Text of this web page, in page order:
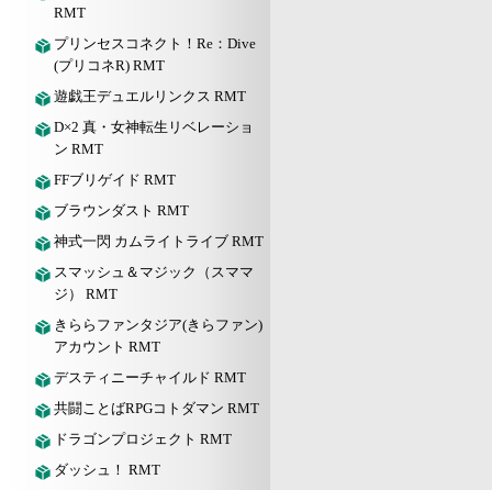
RMT
プリンセスコネクト！Re：Dive
(プリコネR) RMT
遊戯王デュエルリンクス RMT
D×2 真・女神転生リベレーショ
ン RMT
FFブリゲイド RMT
ブラウンダスト RMT
神式一閃 カムライトライブ RMT
スマッシュ＆マジック（スママ
ジ） RMT
きららファンタジア(きらファン)
アカウント RMT
デスティニーチャイルド RMT
共闘ことばRPGコトダマン RMT
ドラゴンプロジェクト RMT
ダッシュ！ RMT